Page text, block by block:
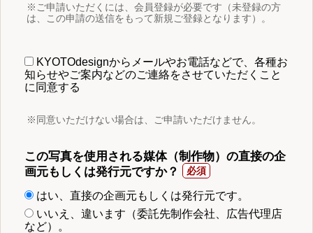
※ご申請いただくには、会員登録が必要です（未登録の方
は、この申請の送信をもって新規ご登録となります）。
KYOTOdesignからメールやお電話などで、各種お
知らせやご案内などのご連絡をさせていただくこと
に同意する
※同意いただけない場合は、ご申請いただけません。
この写真を使用される媒体（制作物）の直接の企
画元もしくは発行元ですか？
はい、直接の企画元もしくは発行元です。
いいえ、違います（委託先制作会社、広告代理店
など）。